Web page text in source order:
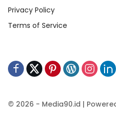
Privacy Policy
Terms of Service
© 2026 - Media90.id |